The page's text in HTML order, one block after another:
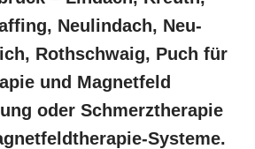
Neulindach, Neu-
Rothschwaig, Puch für
und Magnetfeld
oder Schmerztherapie
Systeme.